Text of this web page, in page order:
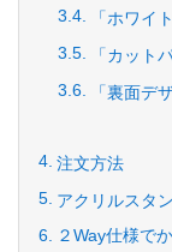
「ホワイ
「カット
「裏面デ
注文方法
アクリルスタ
２Way仕様で